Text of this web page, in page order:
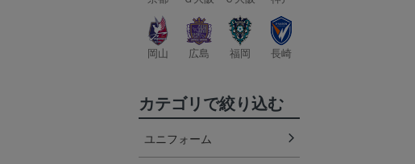
岡山 広島 福岡 長崎
カテゴリで絞り込む
ユニフォーム